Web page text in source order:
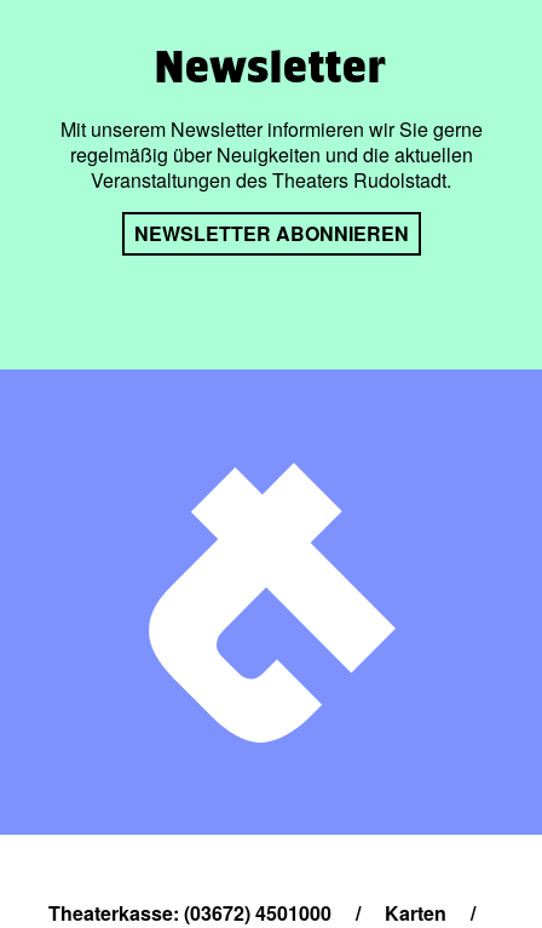
Newsletter
Mit unserem Newsletter informieren wir Sie gerne
regelmäßig über Neuigkeiten und die aktuellen
Veranstaltungen des Theaters Rudolstadt.
NEWSLETTER ABONNIEREN
Theaterkasse: (03672) 4501000 / Karten
/